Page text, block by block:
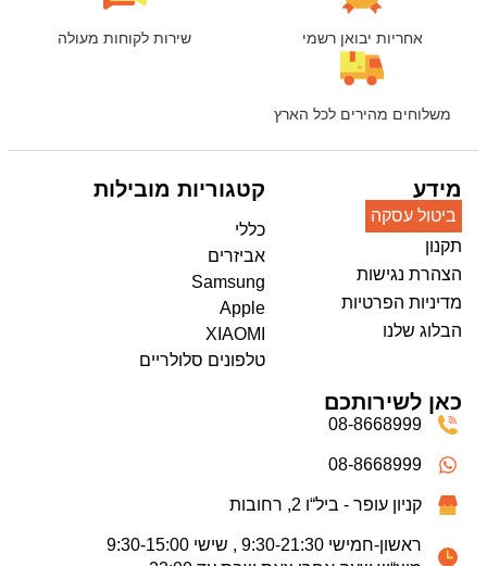
אחריות יבואן רשמי שירות לקוחות מעולה
משלוחים מהירים לכל הארץ
מידע
ביטול עסקה
תקנון
הצהרת נגישות
מדיניות הפרטיות
הבלוג שלנו
קטגוריות מובילות
כללי
אביזרים
Samsung
Apple
XIAOMI
טלפונים סלולריים
כאן לשירותכם
08-8668999
08-8668999
קניון עופר - ביל“ו 2, רחובות
ראשון-חמישי 9:30-21:30 , שישי 9:30-15:00